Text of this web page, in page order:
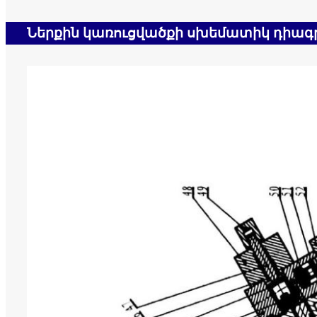
Ներքին կառուցվածքի սխեմատիկ